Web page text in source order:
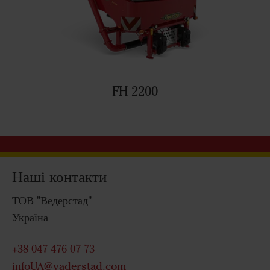
FH 2200
Наші контакти
ТОВ "Ведерстад"
Україна
+38 047 476 07 73
infoUA@vaderstad.com